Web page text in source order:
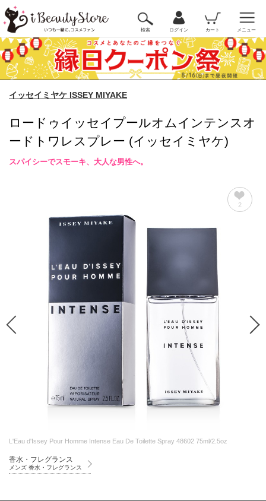
検索 ログイン カート メニュー
イッセイミヤケ ISSEY MIYAKE
ロードゥイッセイプールオムインテンスオ
ードトワレスプレー (イッセイミヤケ)
スパイシーでスモーキ、大人な男性へ。
2
L'Eau d'Issey Pour Homme Intense Eau De Toilette Spray 48602 75ml/2.5oz
香水・フレグランス
メンズ 香水・フレグランス